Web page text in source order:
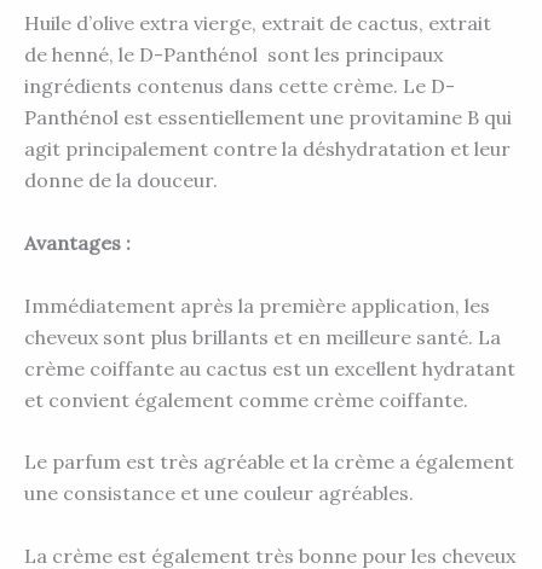
Huile d’olive extra vierge, extrait de cactus, extrait
de henné, le D-Panthénol sont les principaux
ingrédients contenus dans cette crème. Le D-
Panthénol est essentiellement une provitamine B qui
agit principalement contre la déshydratation et leur
donne de la douceur.
Avantages :
Immédiatement après la première application, les
cheveux sont plus brillants et en meilleure santé. La
crème coiffante au cactus est un excellent hydratant
et convient également comme crème coiffante.
Le parfum est très agréable et la crème a également
une consistance et une couleur agréables.
La crème est également très bonne pour les cheveux